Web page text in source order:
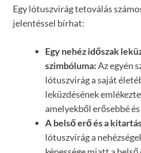
Egy lótuszvirág tetoválás
jelentéssel bírhat:
Egy nehéz időszak
szimbóluma:Az egyén
lótuszvirág a saját
leküzdésének
amelyekből erősebbé
A belső erő és a
lótuszvirág a